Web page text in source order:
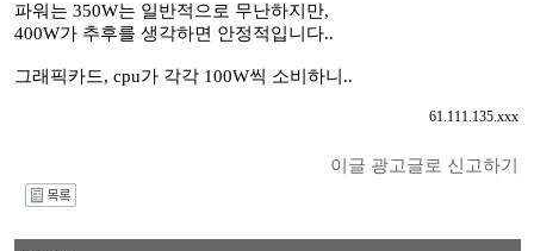
파워는 350W는 일반적으로 무난하지만,
400W가 추후를 생각하면 안정적입니다..
그래픽카드, cpu가 각각 100W씩 소비하니..
61.111.135.xxx
이글 광고글로 신고하기